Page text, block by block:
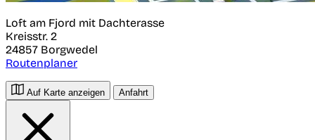
Loft am Fjord mit Dachterasse
Kreisstr. 2
24857 Borgwedel
Routenplaner
Auf Karte anzeigen Anfahrt